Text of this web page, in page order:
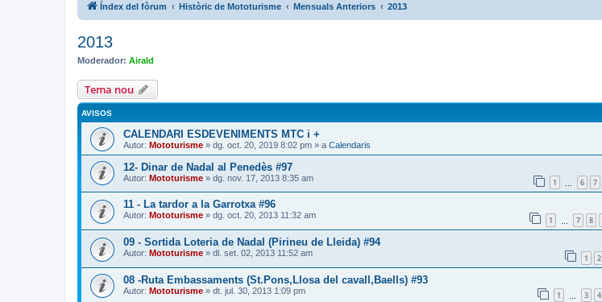
Índex del fòrum Històric de Mototurisme Mensuals Anteriors 2013
2013
Moderador: Airald
Tema nou
AVISOS
CALENDARI ESDEVENIMENTS MTC i +
Autor: Mototurisme » dg. oct. 20, 2019 8:02 pm » a Calendaris
12- Dinar de Nadal al Penedès #97
Autor: Mototurisme » dg. nov. 17, 2013 8:35 am 1 6 7
11 - La tardor a la Garrotxa #96
Autor: Mototurisme » dg. oct. 20, 2013 11:32 am 1 7 8
09 - Sortida Loteria de Nadal (Pirineu de Lleida) #94
Autor: Mototurisme » dl. set. 02, 2013 11:52 am 1 2
08 -Ruta Embassaments (St.Pons,Llosa del cavall,Baells) #93
Autor: Mototurisme » dt. jul. 30, 2013 1:09 pm 1 3 4